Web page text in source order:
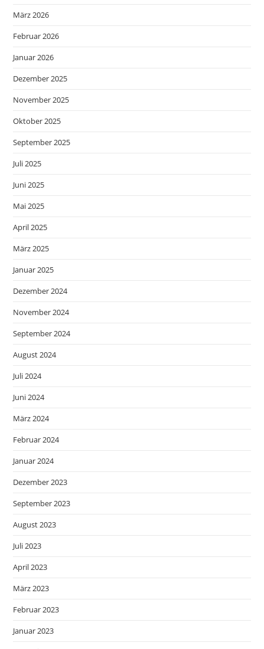
März 2026
Februar 2026
Januar 2026
Dezember 2025
November 2025
Oktober 2025
September 2025
Juli 2025
Juni 2025
Mai 2025
April 2025
März 2025
Januar 2025
Dezember 2024
November 2024
September 2024
August 2024
Juli 2024
Juni 2024
März 2024
Februar 2024
Januar 2024
Dezember 2023
September 2023
August 2023
Juli 2023
April 2023
März 2023
Februar 2023
Januar 2023